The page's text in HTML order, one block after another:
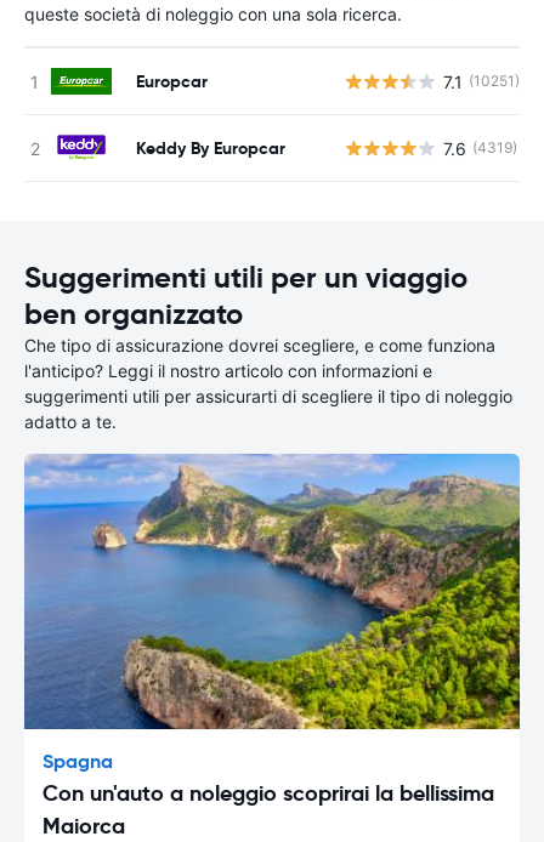
queste società di noleggio con una sola ricerca.
Europcar 7.1 (10251)
Keddy By Europcar 7.6 (4319)
Suggerimenti utili per un viaggio
ben organizzato
Che tipo di assicurazione dovrei scegliere, e come funziona
l'anticipo? Leggi il nostro articolo con informazioni e
suggerimenti utili per assicurarti di scegliere il tipo di noleggio
adatto a te.
Spagna
Con un'auto a noleggio scoprirai la bellissima
Maiorca